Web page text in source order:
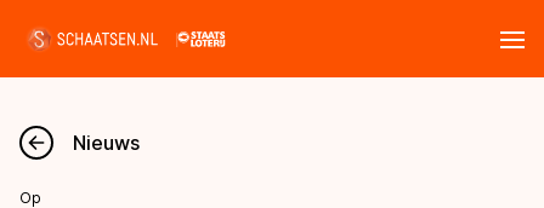
Nieuws
Nieuws
Op